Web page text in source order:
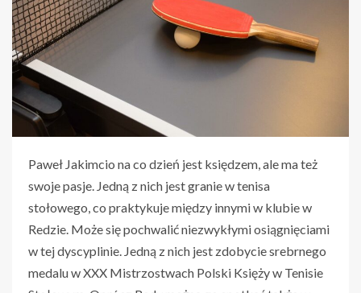
Paweł Jakimcio na co dzień jest księdzem, ale ma też
swoje pasje. Jedną z nich jest granie w tenisa
stołowego, co praktykuje między innymi w klubie w
Redzie. Może się pochwalić niezwykłymi osiągnięciami
w tej dyscyplinie. Jedną z nich jest zdobycie srebrnego
medalu w XXX Mistrzostwach Polski Księży w Tenisie